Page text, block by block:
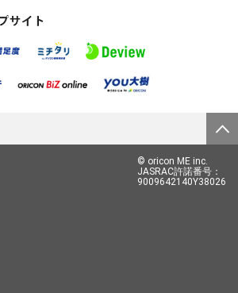
© oricon ME inc.
JASRAC許諾番号：
9009642140Y38026